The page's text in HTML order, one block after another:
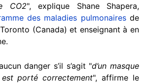
CO2", explique Shane Shapera,
des maladies pulmonairesde
(Canada) et enseignant à en
danger s’il s’agit "d’un masque
porté correctement", affirme le